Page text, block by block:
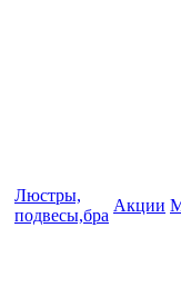
Люстры,
подвесы,бра
Акции